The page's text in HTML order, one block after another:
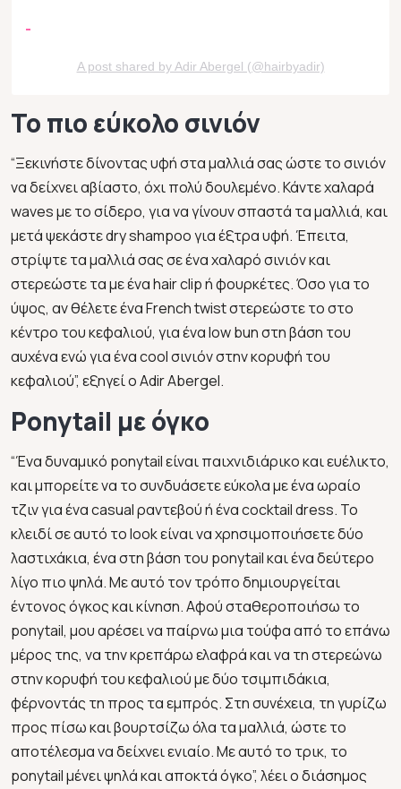
A post shared by Adir Abergel (@hairbyadir)
Το πιο εύκολο σινιόν
“Ξεκινήστε δίνοντας υφή στα μαλλιά σας ώστε το σινιόν
να δείχνει αβίαστο, όχι πολύ δουλεμένο. Κάντε χαλαρά
waves με το σίδερο, για να γίνουν σπαστά τα μαλλιά, και
μετά ψεκάστε dry shampoo για έξτρα υφή. Έπειτα,
στρίψτε τα μαλλιά σας σε ένα χαλαρό σινιόν και
στερεώστε τα με ένα hair clip ή φουρκέτες. Όσο για το
ύψος, αν θέλετε ένα French twist στερεώστε το στο
κέντρο του κεφαλιού, για ένα low bun στη βάση του
αυχένα ενώ για ένα cool σινιόν στην κορυφή του
κεφαλιού”, εξηγεί ο Adir Abergel.
Ponytail με όγκο
“Ένα δυναμικό ponytail είναι παιχνιδιάρικο και ευέλικτο,
και μπορείτε να το συνδυάσετε εύκολα με ένα ωραίο
τζιν για ένα casual ραντεβού ή ένα cocktail dress. Το
κλειδί σε αυτό το look είναι να χρησιμοποιήσετε δύο
λαστιχάκια, ένα στη βάση του ponytail και ένα δεύτερο
λίγο πιο ψηλά. Με αυτό τον τρόπο δημιουργείται
έντονος όγκος και κίνηση. Αφού σταθεροποιήσω το
ponytail, μου αρέσει να παίρνω μια τούφα από το επάνω
μέρος της, να την κρεπάρω ελαφρά και να τη στερεώνω
στην κορυφή του κεφαλιού με δύο τσιμπιδάκια,
φέρνοντάς τη προς τα εμπρός. Στη συνέχεια, τη γυρίζω
προς πίσω και βουρτσίζω όλα τα μαλλιά, ώστε το
αποτέλεσμα να δείχνει ενιαίο. Με αυτό το τρικ, το
ponytail μένει ψηλά και αποκτά όγκο”, λέει ο διάσημος